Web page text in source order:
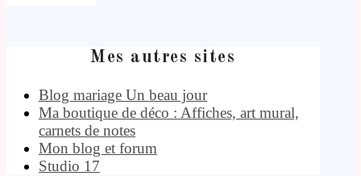
Mes autres sites
Blog mariage Un beau jour
Ma boutique de déco : Affiches, art mural,
carnets de notes
Mon blog et forum
Studio 17